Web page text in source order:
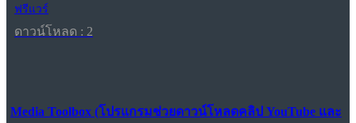
ฟรีแวร์
ดาวน์โหลด : 2
Media Toolbox (โปรแกรมช่วยดาวน์โหลดคลิป YouTube และ